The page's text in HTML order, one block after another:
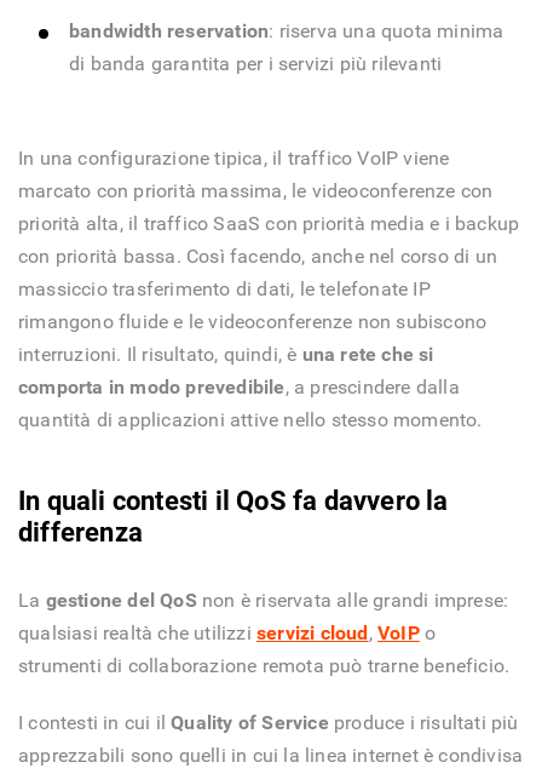
bandwidth reservation: riserva una quota minima
di banda garantita per i servizi più rilevanti
In una configurazione tipica, il traffico VoIP viene
marcato con priorità massima, le videoconferenze con
priorità alta, il traffico SaaS con priorità media e i backup
con priorità bassa. Così facendo, anche nel corso di un
massiccio trasferimento di dati, le telefonate IP
rimangono fluide e le videoconferenze non subiscono
interruzioni. Il risultato, quindi, è una rete che si
comporta in modo prevedibile, a prescindere dalla
quantità di applicazioni attive nello stesso momento.
In quali contesti il QoS fa davvero la
differenza
La gestione del QoSnon è riservata alle grandi imprese:
qualsiasi realtà che utilizzi servizi cloud,VoIPo
strumenti di collaborazione remota può trarne beneficio.
I contesti in cui ilQuality of Service produce i risultati più
apprezzabili sono quelli in cui la linea internet è condivisa